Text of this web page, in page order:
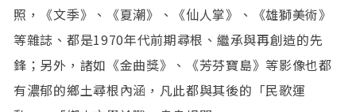
照，《文季》、《夏潮》、《仙人掌》、《雄獅美術》
等雜誌、都是1970年代前期尋根、繼承與再創造的先
鋒；另外，諸如《金曲獎》、《芳芬寶島》等影像也都
有濃郁的鄉土尋根內涵，凡此都與其後的「民歌運